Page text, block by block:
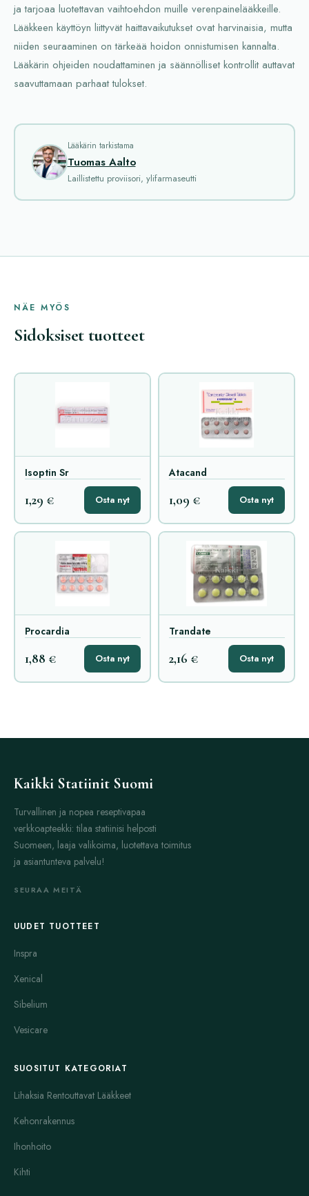
ja tarjoaa luotettavan vaihtoehdon muille verenpainelääkkeille.
Lääkkeen käyttöyn liittyvät haittavaikutukset ovat harvinaisia, mutta
niiden seuraaminen on tärkeää hoidon onnistumisen kannalta.
Lääkärin ohjeiden noudattaminen ja säännölliset kontrollit auttavat
saavuttamaan parhaat tulokset.
Lääkärin tarkistama
Tuomas Aalto
Laillistettu proviisori, ylifarmaseutti
NÄE MYÖS
Sidoksiset tuotteet
Isoptin Sr
1,29 € Osta nyt
Atacand
1,09 € Osta nyt
Procardia
1,88 € Osta nyt
Trandate
2,16 € Osta nyt
Kaikki Statiinit Suomi
Turvallinen ja nopea reseptivapaa
verkkoapteekki: tilaa statiinisi helposti
Suomeen, laaja valikoima, luotettava toimitus
ja asiantunteva palvelu!
SEURAA MEITÄ
UUDET TUOTTEET
Inspra
Xenical
Sibelium
Vesicare
SUOSITUT KATEGORIAT
Lihaksia Rentouttavat Lääkkeet
Kehonrakennus
Ihonhoito
Kihti